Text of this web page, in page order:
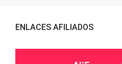
ENLACES AFILIADOS